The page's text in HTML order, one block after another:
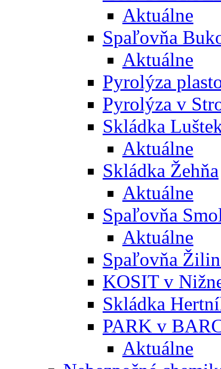
Aktuálne
Spaľovňa
Aktuálne
Pyrolýza
Pyrolýza v
Skládka
Aktuálne
Skládka Žehňa
Aktuálne
Spaľovňa
Aktuálne
Spaľovňa
KOSIT v
Skládka
PARK v
Aktuálne